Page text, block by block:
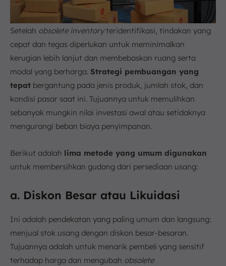
Setelah obsolete inventoryteridentifikasi, tindakan yang
cepat dan tegas diperlukan untuk meminimalkan
kerugian lebih lanjut dan membebaskan ruang serta
modal yang berharga. Strategi pembuangan yang
tepat bergantung pada jenis produk, jumlah stok, dan
kondisi pasar saat ini. Tujuannya untuk memulihkan
sebanyak mungkin nilai investasi awal atau setidaknya
mengurangi beban biaya penyimpanan.
Berikut adalah lima metode yang umum digunakan
untuk membersihkan gudang dari persediaan usang:
a. Diskon Besar atau Likuidasi
Ini adalah pendekatan yang paling umum dan langsung:
menjual stok usang dengan diskon besar-besaran.
Tujuannya adalah untuk menarik pembeli yang sensitif
terhadap harga dan mengubah obsolete